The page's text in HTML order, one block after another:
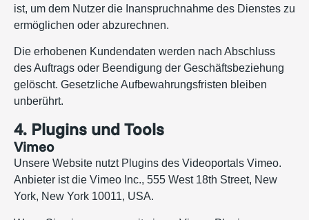
ist, um dem Nutzer die Inanspruchnahme des Dienstes zu
ermöglichen oder abzurechnen.
Die erhobenen Kundendaten werden nach Abschluss
des Auftrags oder Beendigung der Geschäftsbeziehung
gelöscht. Gesetzliche Aufbewahrungsfristen bleiben
unberührt.
4. Plugins und Tools
Vimeo
Unsere Website nutzt Plugins des Videoportals Vimeo.
Anbieter ist die Vimeo Inc., 555 West 18th Street, New
York, New York 10011, USA.